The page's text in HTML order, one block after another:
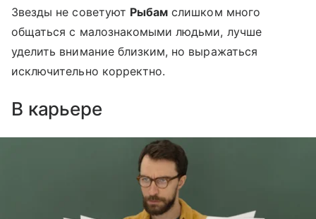
Звезды не советуют Рыбам слишком много
общаться с малознакомыми людьми, лучше
уделить внимание близким, но выражаться
исключительно корректно.
В карьере